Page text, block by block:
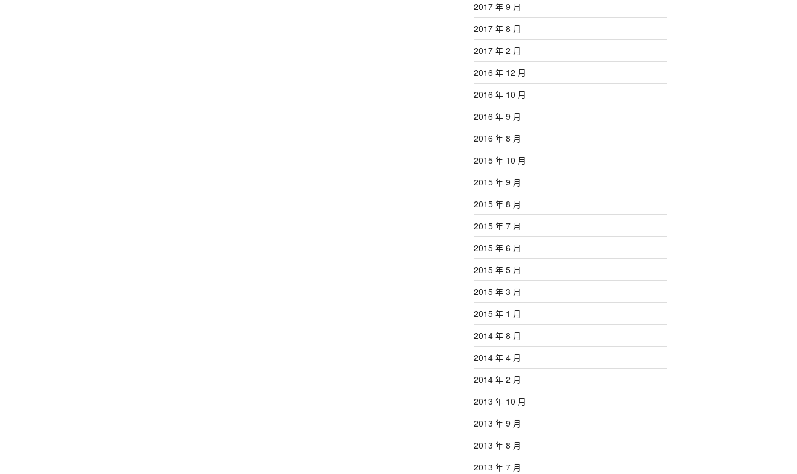
2017 年 9 月
2017 年 8 月
2017 年 2 月
2016 年 12 月
2016 年 10 月
2016 年 9 月
2016 年 8 月
2015 年 10 月
2015 年 9 月
2015 年 8 月
2015 年 7 月
2015 年 6 月
2015 年 5 月
2015 年 3 月
2015 年 1 月
2014 年 8 月
2014 年 4 月
2014 年 2 月
2013 年 10 月
2013 年 9 月
2013 年 8 月
2013 年 7 月